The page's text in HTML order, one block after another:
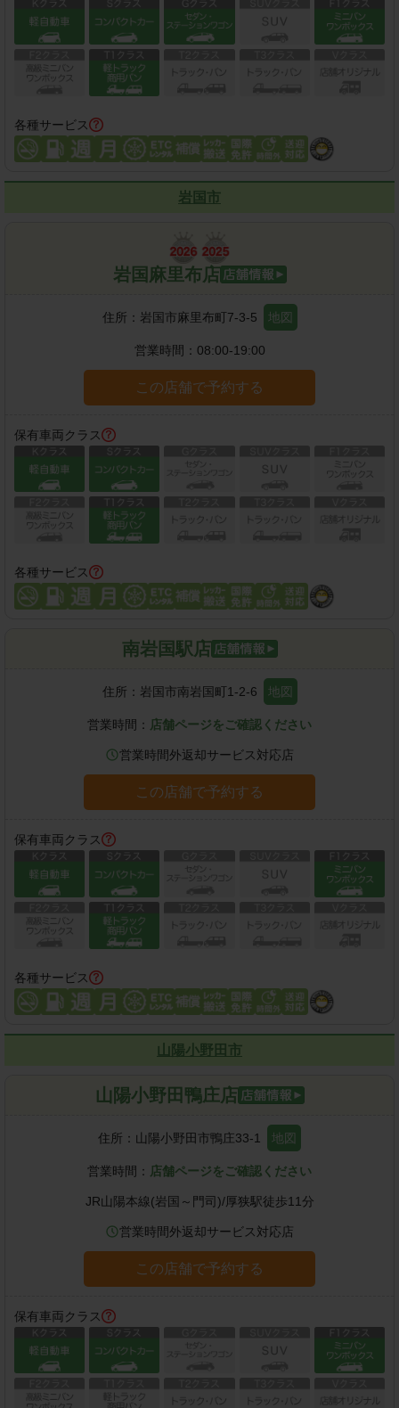
各種サービス
岩国市
岩国麻里布店
住所： 岩国市麻里布町7-3-5 地図
営業時間： 08:00-19:00
この店舗で予約する
保有車両クラス
各種サービス
南岩国駅店
住所： 岩国市南岩国町1-2-6 地図
営業時間： 店舗ページをご確認ください
営業時間外返却サービス対応店
この店舗で予約する
保有車両クラス
各種サービス
山陽小野田市
山陽小野田鴨庄店
住所： 山陽小野田市鴨庄33-1 地図
営業時間： 店舗ページをご確認ください
JR山陽本線(岩国～門司)/厚狭駅徒歩11 分
営業時間外返却サービス対応店
この店舗で予約する
保有車両クラス